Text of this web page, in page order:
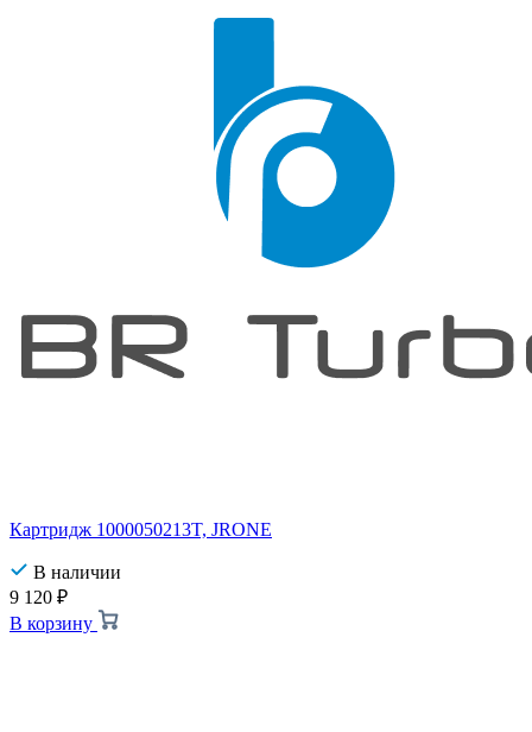
Картридж 1000050213T, JRONE
В наличии
9 120 ₽
В корзину